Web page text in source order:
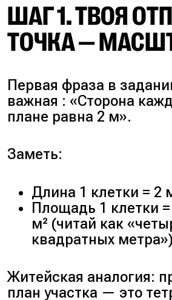
ШАГ 1. ТВОЯ
ТОЧКА —
Первая фраза в
важная : «Сторона
плане равна 2 м».
Заметь:
Длина 1 клетки = 2
Площадь 1 клетки
м² (читай как
квадратных
Житейская аналогия:
план участка — это